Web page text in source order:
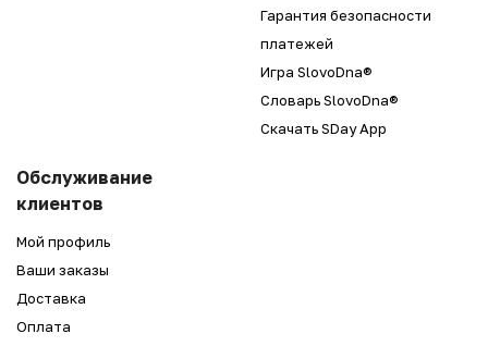
Гарантия безопасности
платежей
Игра SlovoDna®
Словарь SlovoDna®
Скачать SDay App
Обслуживание
клиентов
Мой профиль
Ваши заказы
Доставка
Оплата